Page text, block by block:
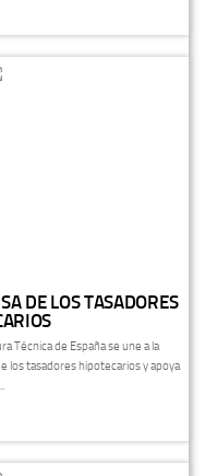
DE LOS TASADORES
Técnica de España se une a la
los tasadores hipotecarios y apoya